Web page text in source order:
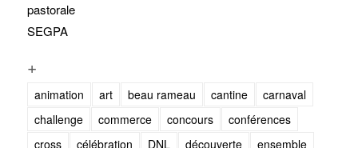
pastorale
SEGPA
+
animation art beau rameau cantine
carnaval
challenge
commerce concours
conférences
cross
célébration DNL découverte
ensemble